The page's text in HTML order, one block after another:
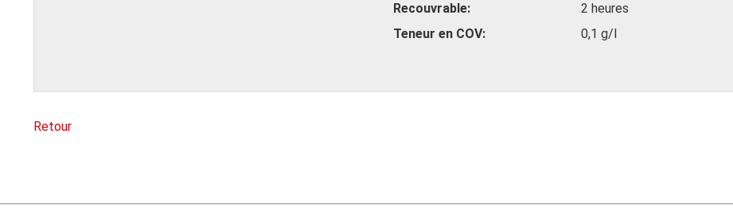
Recouvrable
2 heures
Teneur en COV
0,1 g/l
Retour